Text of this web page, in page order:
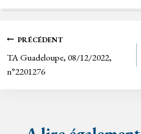
Navigation
de
PRÉCÉDENT
TA Guadeloupe, 08/12/2022,
n°2201276